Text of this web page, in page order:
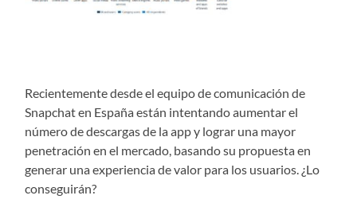
Recientemente desde el equipo de comunicación de
Snapchat en España están intentando aumentar el
número de descargas de la app y lograr una mayor
penetración en el mercado, basando su propuesta en
generar una experiencia de valor para los usuarios. ¿Lo
conseguirán?